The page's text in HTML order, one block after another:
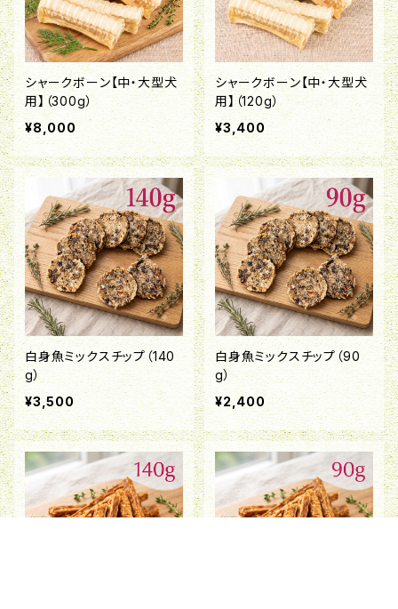
シャークボーン【中・大型犬
用】（300g）
¥8,000
シャークボーン【中・大型犬
用】（120g）
¥3,400
白身魚ミックスチップ（140
g）
¥3,500
白身魚ミックスチップ（90
g）
¥2,400